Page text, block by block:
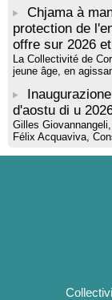
Chjama à
protection de
offre sur 2026
La Collectivité de
jeune âge, en
d'aostu di u
Gilles
Félix Acquaviva,